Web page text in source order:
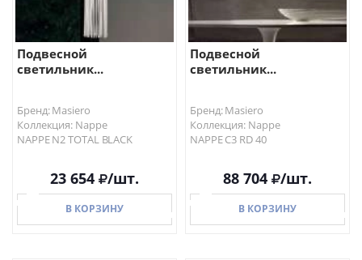
Подвесной
светильник...
Бренд: Masiero
Коллекция: Nappe
NAPPE N2 TOTAL BLACK
23 654 /шт.
В КОРЗИНУ
Подвесной
светильник...
Бренд: Masiero
Коллекция: Nappe
NAPPE C3 RD 40
88 704 /шт.
В КОРЗИНУ